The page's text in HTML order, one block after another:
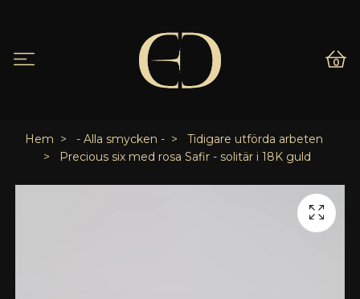
0
Hem - Alla smycken -
Tidigare utförda arbeten
Precious six med rosa Safir - solitär i 18K guld